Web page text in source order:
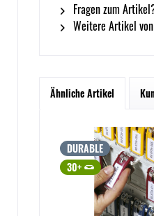
Fragen zum
Weitere Artikel von
Ähnliche Artikel
DURABLE
30+